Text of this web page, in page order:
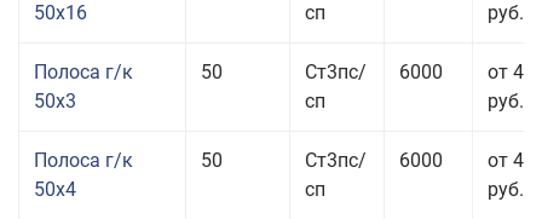
50x16
сп
руб.
Полоса г/к
50x3
50
Ст3пс/
сп
6000
от 47
руб.
Полоса г/к
50x4
50
Ст3пс/
сп
6000
от 45
руб.